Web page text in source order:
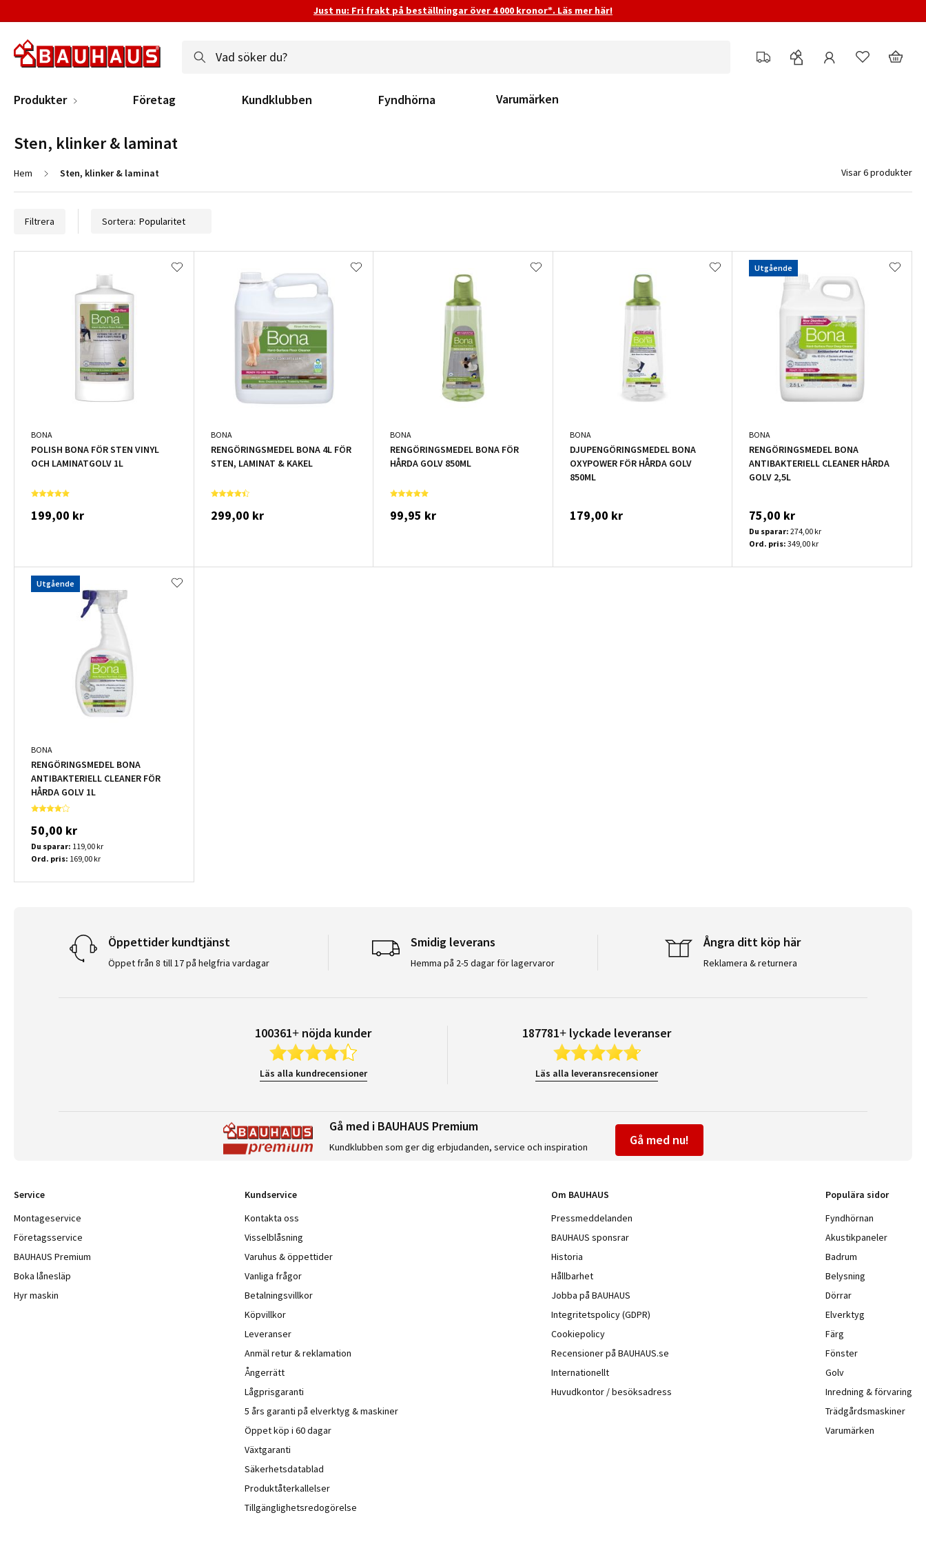
Just nu: Fri frakt på beställningar över 4 000 kronor*. Läs mer här!
Produkter Företag Kundklubben Fyndhörna Varumärken
Filtrera Sortera:
BONA
POLISH BONA FÖR STEN VINYL
OCH LAMINATGOLV 1L
199,00 kr
BONA
RENGÖRINGSMEDEL BONA 4L FÖR
STEN, LAMINAT & KAKEL
299,00 kr
BONA
RENGÖRINGSMEDEL BONA FÖR
HÅRDA GOLV 850ML
99,95 kr
BONA
DJUPENGÖRINGSMEDEL BONA
OXYPOWER FÖR HÅRDA GOLV
850ML
179,00 kr
Utgående
BONA
RENGÖRINGSMEDEL BONA
ANTIBAKTERIELL CLEANER HÅRDA
GOLV 2,5L
75,00 kr
Du sparar: 274,00 kr
Ord. pris: 349,00 kr
Utgående
BONA
RENGÖRINGSMEDEL BONA
ANTIBAKTERIELL CLEANER FÖR
HÅRDA GOLV 1L
50,00 kr
Du sparar: 119,00 kr
Ord. pris: 169,00 kr
Sten, klinker & laminat
Hem Sten, klinker & laminat Visar 6 produkter
Öppettider kundtjänst
Öppet från 8 till 17 på helgfria vardagar
Smidig leverans
Hemma på 2-5 dagar för lagervaror
Ångra ditt köp här
Reklamera & returnera
100361+ nöjda kunder
Läs alla kundrecensioner
187781+ lyckade leveranser
Läs alla leveransrecensioner
Gå med i BAUHAUS Premium
Kundklubben som ger dig erbjudanden, service och inspiration Gå med nu!
Service
Montageservice
Företagsservice
BAUHAUS Premium
Boka lånesläp
Hyr maskin
Kundservice
Kontakta oss
Visselblåsning
Varuhus & öppettider
Vanliga frågor
Betalningsvillkor
Köpvillkor
Leveranser
Anmäl retur & reklamation
Ångerrätt
Lågprisgaranti
5 års garanti på elverktyg & maskiner
Öppet köp i 60 dagar
Växtgaranti
Säkerhetsdatablad
Produktåterkallelser
Tillgänglighetsredogörelse
Om BAUHAUS
Pressmeddelanden
BAUHAUS sponsrar
Historia
Hållbarhet
Jobba på BAUHAUS
Integritetspolicy (GDPR)
Cookiepolicy
Recensioner på BAUHAUS.se
Internationellt
Huvudkontor / besöksadress
Populära sidor
Fyndhörnan
Akustikpaneler
Badrum
Belysning
Dörrar
Elverktyg
Färg
Fönster
Golv
Inredning & förvaring
Trädgårdsmaskiner
Varumärken